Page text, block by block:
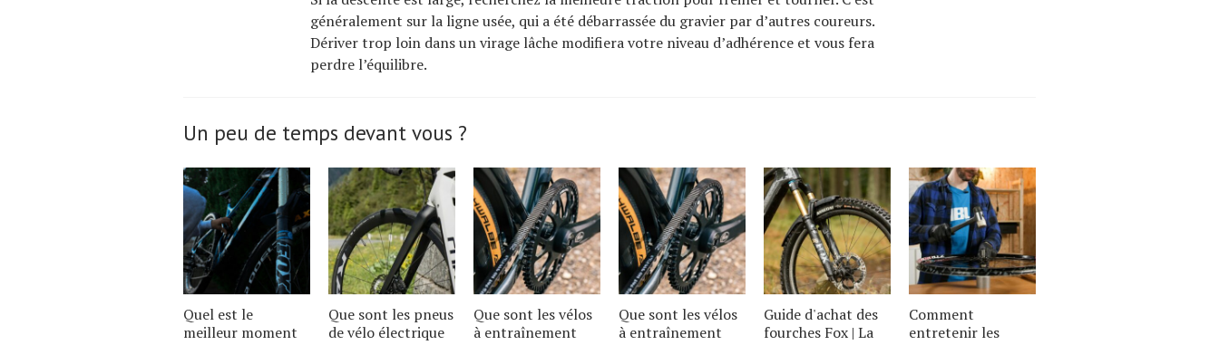
généralement sur la ligne usée, qui a été débarrassée du gravier par d’autres coureurs.
Dériver trop loin dans un virage lâche modifiera votre niveau d’adhérence et vous fera
perdre l’équilibre.
Un peu de temps devant vous ?
Quel est le
meilleur moment
Que sont les pneus
de vélo électrique
Que sont les vélos
à entraînement
Que sont les vélos
à entraînement
Guide d'achat des
fourches Fox | La
Comment
entretenir les